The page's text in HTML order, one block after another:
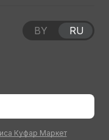
Куфар Маркет
BY RU